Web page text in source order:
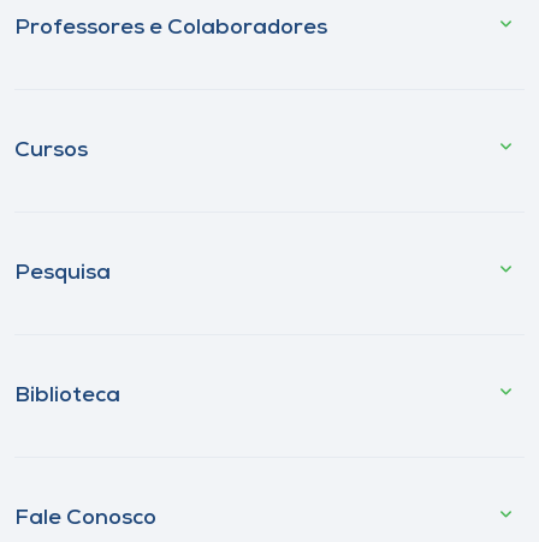
Professores e Colaboradores
Cursos
Pesquisa
Biblioteca
Fale Conosco